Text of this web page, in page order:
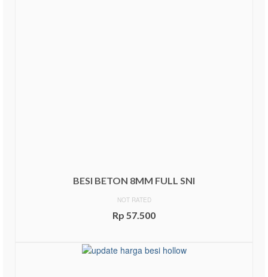
BESI BETON 8MM FULL SNI
NOT RATED
Rp 57.500